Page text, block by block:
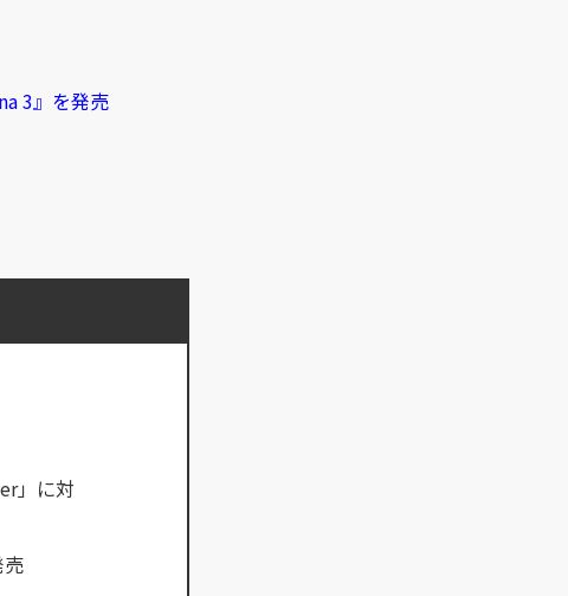
3』を発売
」に対